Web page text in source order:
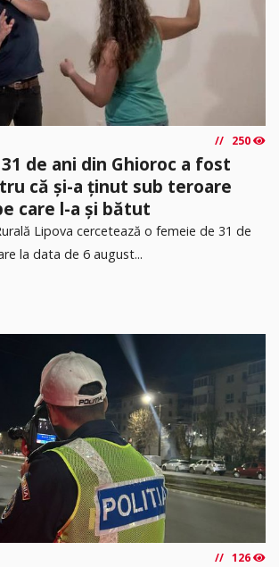
250
de ani din Ghioroc a fost
că și-a ținut sub teroare
care l-a și bătut
Lipova cercetează o femeie de 31 de
la data de 6 august...
126